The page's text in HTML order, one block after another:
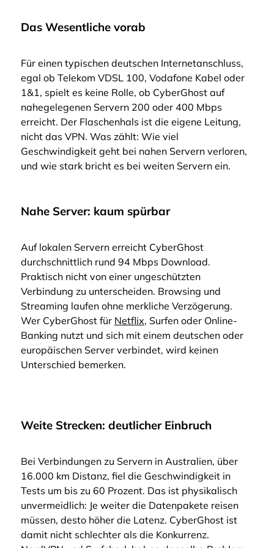
Das Wesentliche vorab
Für einen typischen deutschen Internetanschluss,
egal ob Telekom VDSL 100, Vodafone Kabel oder
1&1, spielt es keine Rolle, ob CyberGhost auf
nahegelegenen Servern 200 oder 400 Mbps
erreicht. Der Flaschenhals ist die eigene Leitung,
nicht das VPN. Was zählt: Wie viel
Geschwindigkeit geht bei nahen Servern verloren,
und wie stark bricht es bei weiten Servern ein.
Nahe Server: kaum spürbar
Auf lokalen Servern erreicht CyberGhost
durchschnittlich rund 94 Mbps Download.
Praktisch nicht von einer ungeschützten
Verbindung zu unterscheiden. Browsing und
Streaming laufen ohne merkliche Verzögerung.
Wer CyberGhost für Netflix, Surfen oder Online-
Banking nutzt und sich mit einem deutschen oder
europäischen Server verbindet, wird keinen
Unterschied bemerken.
Weite Strecken: deutlicher Einbruch
Bei Verbindungen zu Servern in Australien, über
16.000 km Distanz, fiel die Geschwindigkeit in
Tests um bis zu 60 Prozent. Das ist physikalisch
unvermeidlich: Je weiter die Datenpakete reisen
müssen, desto höher die Latenz. CyberGhost ist
damit nicht schlechter als die Konkurrenz.